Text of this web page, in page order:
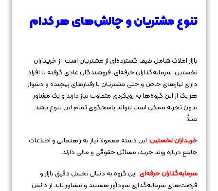
تنوع مشتریان و چالش‌های هر کدام
بازار املاک شامل طیف گسترده‌ای از مشتریان است؛ از خریداران
نخستین، سرمایه‌گذاران حرفه‌ای، فروشندگان عادی گرفته تا افراد
دارای نیازهای خاص و حتی مشتریان با رفتارهای پیچیده و دشوار.
هر یک از این گروه‌ها به رویکردی متفاوت نیاز دارند و یک مشاور
بدون تجربه ممکن است نتواند پاسخگوی تمام این تنوع باشد.
مثلاً:
خریداران نخستین:این دسته معمولا نیاز به راهنمایی و اطلاعات
جامع درباره روند خرید، مسائل حقوقی و مالی دارند.
سرمایه‌گذاران حرفه‌ای:این گروه به دنبال تحلیل دقیق بازار و
فرصت‌های سرمایه‌گذاری سودآور هستند و مشاور باید از دانش